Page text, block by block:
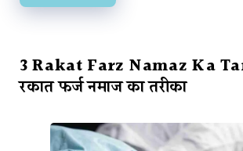
3 Rakat Farz Namaz Ka
रकात फर्ज नमाज का तरीका